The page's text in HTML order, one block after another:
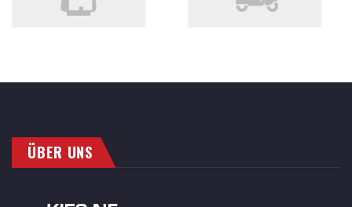
ÜBER UNS